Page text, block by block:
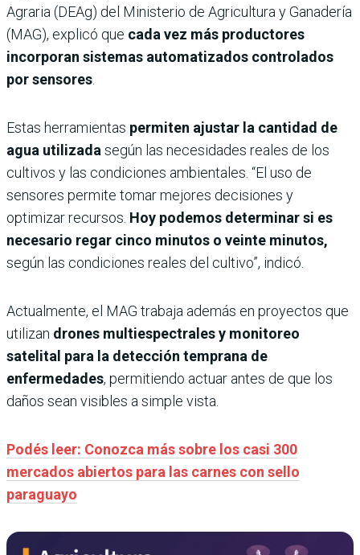
Agraria (DEAg) del Ministerio de Agricultura y Ganadería
(MAG), explicó que cada vez más productores
incorporan sistemas automatizados controlados
por sensores
Estas herramientas permiten ajustar la cantidad de
agua utilizada según las necesidades reales de los
cultivos y las condiciones ambientales. “El uso de
sensores permite tomar mejores decisiones y
optimizar recursos. Hoy podemos determinar si es
necesario regar cinco minutos o veinte minutos,
según las condiciones reales del cultivo”, indicó.
Actualmente, el MAG trabaja además en proyectos que
utilizan drones multiespectrales y monitoreo
satelital para la detección temprana de
enfermedades, permitiendo actuar antes de que los
daños sean visibles a simple vista.
Podés leer: Conozca más sobre los casi 300
mercados abiertos para las carnes con sello
paraguayo